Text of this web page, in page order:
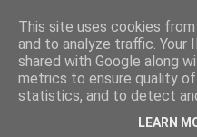
This site uses cookies
and to analyze traffic. Your
shared with Google along
metrics to ensure quality
statistics, and to detect
LEARN